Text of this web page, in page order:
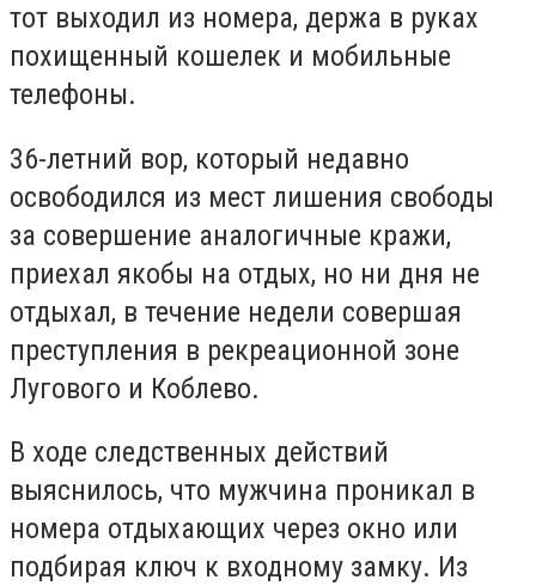
тот выходил из номера, держа в руках
похищенный кошелек и мобильные
телефоны.
36-летний вор, который недавно
освободился из мест лишения свободы
за совершение аналогичные кражи,
приехал якобы на отдых, но ни дня не
отдыхал, в течение недели совершая
преступления в рекреационной зоне
Лугового и Коблево.
В ходе следственных действий
выяснилось, что мужчина проникал в
номера отдыхающих через окно или
подбирая ключ к входному замку. Из